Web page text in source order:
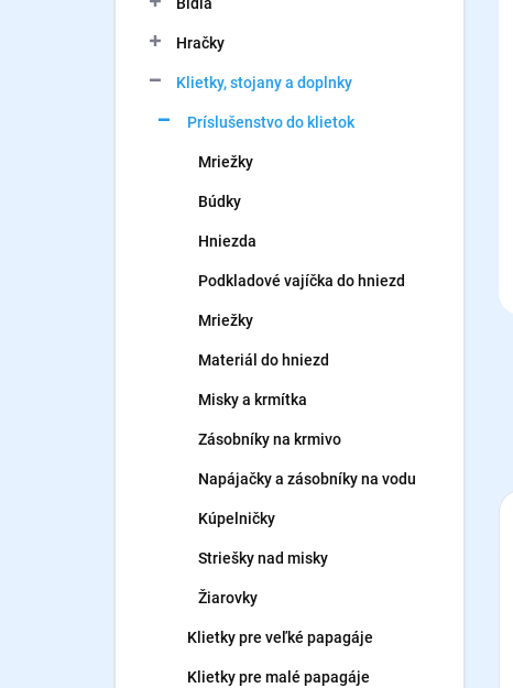
Hračky
Klietky, stojany a doplnky
Príslušenstvo do klietok
Mriežky
Búdky
Hniezda
Podkladové vajíčka do hniezd
Mriežky
Materiál do hniezd
Misky a krmítka
Zásobníky na krmivo
Napájačky a zásobníky na vodu
Kúpelničky
Striešky nad misky
Žiarovky
Klietky pre veľké papagáje
Klietky pre malé papagáje